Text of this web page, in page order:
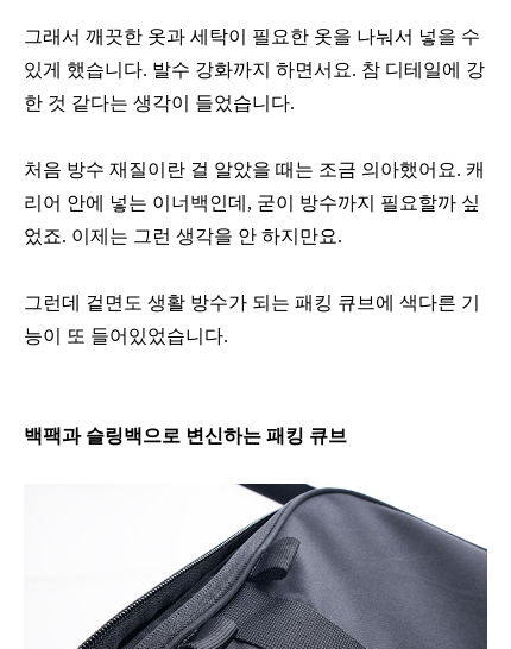
그래서 깨끗한 옷과 세탁이 필요한 옷을 나눠서 넣을 수
있게 했습니다. 발수 강화까지 하면서요. 참 디테일에 강
한 것 같다는 생각이 들었습니다.
처음 방수 재질이란 걸 알았을 때는 조금 의아했어요. 캐
리어 안에 넣는 이너백인데, 굳이 방수까지 필요할까 싶
었죠. 이제는 그런 생각을 안 하지만요.
그런데 겉면도 생활 방수가 되는 패킹 큐브에 색다른 기
능이 또 들어있었습니다.
백팩과 슬링백으로 변신하는 패킹 큐브